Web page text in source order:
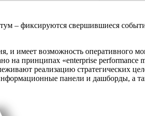
– фиксируются свершившиеся
имеет возможность оперативного
на принципах «enterprise performance
реализацию стратегических
панели и дашборды, а